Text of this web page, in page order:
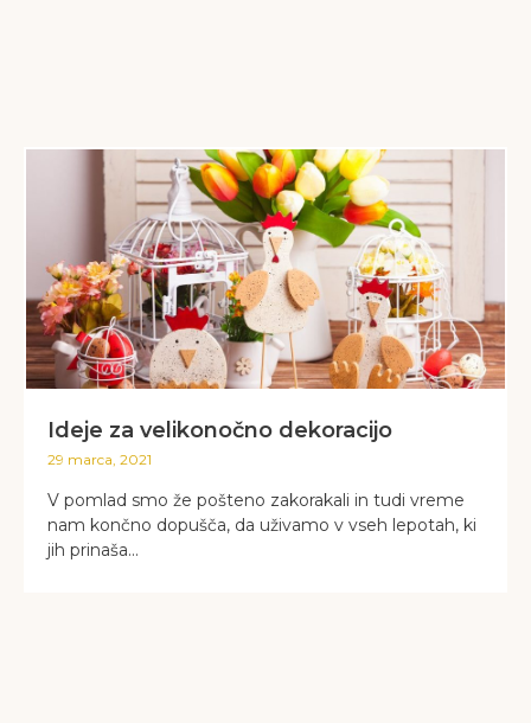
Ideje za velikonočno dekoracijo
29 marca, 2021
V pomlad smo že pošteno zakorakali in tudi vreme
nam končno dopušča, da uživamo v vseh lepotah, ki
jih prinaša...